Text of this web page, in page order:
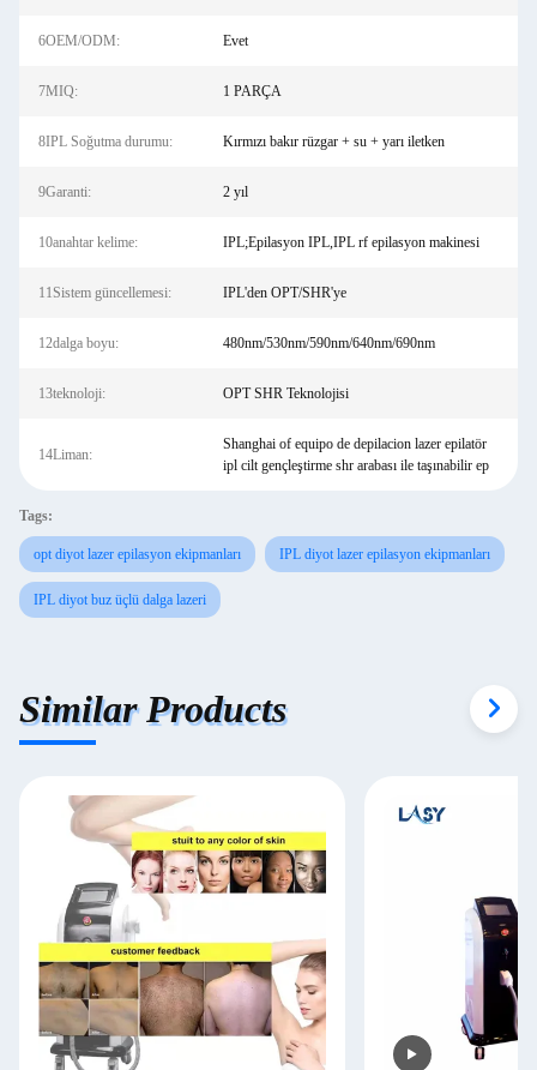
6OEM/ODM: Evet
7MIQ: 1 PARÇA
8IPL Soğutma durumu: Kırmızı bakır rüzgar + su + yarı iletken
9Garanti: 2 yıl
10anahtar kelime: IPL;Epilasyon IPL,IPL rf epilasyon makinesi
11Sistem güncellemesi: IPL'den OPT/SHR'ye
12dalga boyu: 480nm/530nm/590nm/640nm/690nm
13teknoloji: OPT SHR Teknolojisi
14Liman:
Shanghai of equipo de depilacion lazer epilatör
ipl cilt gençleştirme shr arabası ile taşınabilir ep
Tags:
opt diyot lazer epilasyon ekipmanları IPL diyot lazer epilasyon ekipmanları
IPL diyot buz üçlü dalga lazeri
Similar Products